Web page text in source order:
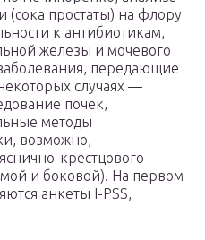
(сока простаты) на флору
к антибиотикам,
железы и мочевого
передающие
случаях —
почек,
методы
возможно,
крестцового
и боковой). На первом
анкеты I-PSS,